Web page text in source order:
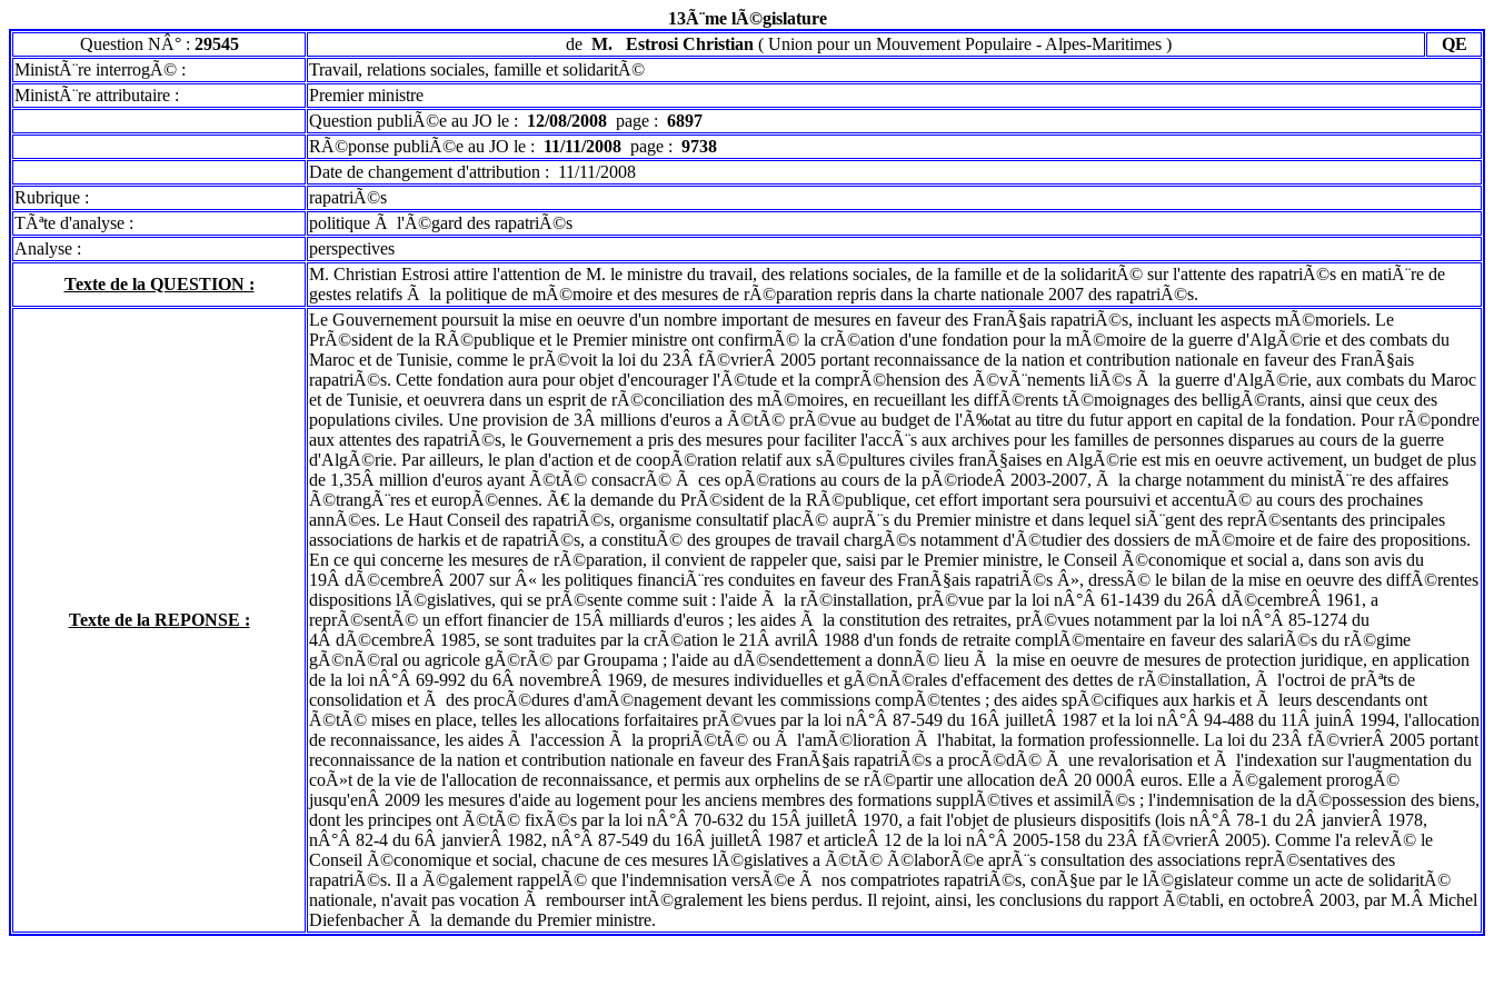
13Ã¨me lÃ©gislature
Question NÂ° : 29545 de M. Estrosi Christian ( Union pour un Mouvement Populaire- Alpes-Maritimes)
QE
MinistÃ¨re interrogÃ© :
Travail, relations sociales, famille et solidaritÃ©
MinistÃ¨re attributaire :
Premier ministre
Question publiÃ©e au JO le : 12/08/2008 page : 6897
RÃ©ponse publiÃ©e au JO le : 11/11/2008 page : 9738
Date de changement d'attribution : 11/11/2008
Rubrique :
rapatriÃ©s
TÃªte d'analyse :
politique Ã l'Ã©gard des rapatriÃ©s
Analyse :
perspectives
Texte de la QUESTION :
M. Christian Estrosi attire l'attention de M. le ministre du travail, des relations sociales, de la famille et de la solidaritÃ© sur l'attente des rapatriÃ©s en matiÃ¨re de
gestes relatifs Ã la politique de mÃ©moire et des mesures de rÃ©paration repris dans la charte nationale 2007 des rapatriÃ©s.
Texte de la REPONSE :
Le Gouvernement poursuit la mise en oeuvre d'un nombre important de mesures en faveur des FranÃ§ais rapatriÃ©s, incluant les aspects mÃ©moriels. Le
PrÃ©sident de la RÃ©publique et le Premier ministre ont confirmÃ© la crÃ©ation d'une fondation pour la mÃ©moire de la guerre d'AlgÃ©rie et des combats du
Maroc et de Tunisie, comme le prÃ©voit la loi du 23Â fÃ©vrierÂ 2005 portant reconnaissance de la nation et contribution nationale en faveur des FranÃ§ais
rapatriÃ©s. Cette fondation aura pour objet d'encourager l'Ã©tude et la comprÃ©hension des Ã©vÃ¨nements liÃ©s Ã la guerre d'AlgÃ©rie, aux combats du Maroc
et de Tunisie, et oeuvrera dans un esprit de rÃ©conciliation des mÃ©moires, en recueillant les diffÃ©rents tÃ©moignages des belligÃ©rants, ainsi que ceux des
populations civiles. Une provision de 3Â millions d'euros a Ã©tÃ© prÃ©vue au budget de l'Ã‰tat au titre du futur apport en capital de la fondation. Pour rÃ©pondre
aux attentes des rapatriÃ©s, le Gouvernement a pris des mesures pour faciliter l'accÃ¨s aux archives pour les familles de personnes disparues au cours de la guerre
d'AlgÃ©rie. Par ailleurs, le plan d'action et de coopÃ©ration relatif aux sÃ©pultures civiles franÃ§aises en AlgÃ©rie est mis en oeuvre activement, un budget de plus
de 1,35Â million d'euros ayant Ã©tÃ© consacrÃ© Ã ces opÃ©rations au cours de la pÃ©riodeÂ 2003-2007, Ã la charge notamment du ministÃ¨re des affaires
Ã©trangÃ¨res et europÃ©ennes. Ã€ la demande du PrÃ©sident de la RÃ©publique, cet effort important sera poursuivi et accentuÃ© au cours des prochaines
annÃ©es. Le Haut Conseil des rapatriÃ©s, organisme consultatif placÃ© auprÃ¨s du Premier ministre et dans lequel siÃ¨gent des reprÃ©sentants des principales
associations de harkis et de rapatriÃ©s, a constituÃ© des groupes de travail chargÃ©s notamment d'Ã©tudier des dossiers de mÃ©moire et de faire des propositions.
En ce qui concerne les mesures de rÃ©paration, il convient de rappeler que, saisi par le Premier ministre, le Conseil Ã©conomique et social a, dans son avis du
19Â dÃ©cembreÂ 2007 sur Â« les politiques financiÃ¨res conduites en faveur des FranÃ§ais rapatriÃ©s Â», dressÃ© le bilan de la mise en oeuvre des diffÃ©rentes
dispositions lÃ©gislatives, qui se prÃ©sente comme suit : l'aide Ã la rÃ©installation, prÃ©vue par la loi nÂ°Â 61-1439 du 26Â dÃ©cembreÂ 1961, a
reprÃ©sentÃ© un effort financier de 15Â milliards d'euros ; les aides Ã la constitution des retraites, prÃ©vues notamment par la loi nÂ°Â 85-1274 du
4Â dÃ©cembreÂ 1985, se sont traduites par la crÃ©ation le 21Â avrilÂ 1988 d'un fonds de retraite complÃ©mentaire en faveur des salariÃ©s du rÃ©gime
gÃ©nÃ©ral ou agricole gÃ©rÃ© par Groupama ; l'aide au dÃ©sendettement a donnÃ© lieu Ã la mise en oeuvre de mesures de protection juridique, en application
de la loi nÂ°Â 69-992 du 6Â novembreÂ 1969, de mesures individuelles et gÃ©nÃ©rales d'effacement des dettes de rÃ©installation, Ã l'octroi de prÃªts de
consolidation et Ã des procÃ©dures d'amÃ©nagement devant les commissions compÃ©tentes ; des aides spÃ©cifiques aux harkis et Ã leurs descendants ont
Ã©tÃ© mises en place, telles les allocations forfaitaires prÃ©vues par la loi nÂ°Â 87-549 du 16Â juilletÂ 1987 et la loi nÂ°Â 94-488 du 11Â juinÂ 1994, l'allocation
de reconnaissance, les aides Ã l'accession Ã la propriÃ©tÃ© ou Ã l'amÃ©lioration Ã l'habitat, la formation professionnelle. La loi du 23Â fÃ©vrierÂ 2005 portant
reconnaissance de la nation et contribution nationale en faveur des FranÃ§ais rapatriÃ©s a procÃ©dÃ© Ã une revalorisation et Ã l'indexation sur l'augmentation du
coÃ»t de la vie de l'allocation de reconnaissance, et permis aux orphelins de se rÃ©partir une allocation deÂ 20 000Â euros. Elle a Ã©galement prorogÃ©
jusqu'enÂ 2009 les mesures d'aide au logement pour les anciens membres des formations supplÃ©tives et assimilÃ©s ; l'indemnisation de la dÃ©possession des biens,
dont les principes ont Ã©tÃ© fixÃ©s par la loi nÂ°Â 70-632 du 15Â juilletÂ 1970, a fait l'objet de plusieurs dispositifs (lois nÂ°Â 78-1 du 2Â janvierÂ 1978,
nÂ°Â 82-4 du 6Â janvierÂ 1982, nÂ°Â 87-549 du 16Â juilletÂ 1987 et articleÂ 12 de la loi nÂ°Â 2005-158 du 23Â fÃ©vrierÂ 2005). Comme l'a relevÃ© le
Conseil Ã©conomique et social, chacune de ces mesures lÃ©gislatives a Ã©tÃ© Ã©laborÃ©e aprÃ¨s consultation des associations reprÃ©sentatives des
rapatriÃ©s. Il a Ã©galement rappelÃ© que l'indemnisation versÃ©e Ã nos compatriotes rapatriÃ©s, conÃ§ue par le lÃ©gislateur comme un acte de solidaritÃ©
nationale, n'avait pas vocation Ã rembourser intÃ©gralement les biens perdus. Il rejoint, ainsi, les conclusions du rapport Ã©tabli, en octobreÂ 2003, par M.Â Michel
Diefenbacher Ã la demande du Premier ministre.